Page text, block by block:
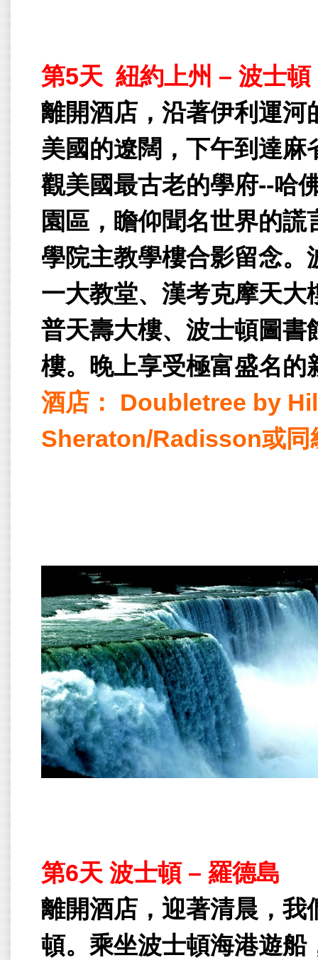
第5天 紐約上州 – 波士頓
離開酒店，沿著伊利運河
美國的遼闊，下午到達
觀美國最古老的學府--哈
園區，瞻仰聞名世界的
學院主教學樓合影留念
一大教堂、漢考克摩天
普天壽大樓、波士頓圖書
樓。晚上享受極富盛名的
酒店：
Doubletree by
Sheraton/Radisson或同
第6天 波士頓 – 羅德島
離開酒店，迎著清晨，我
頓。乘坐波士頓海港遊船